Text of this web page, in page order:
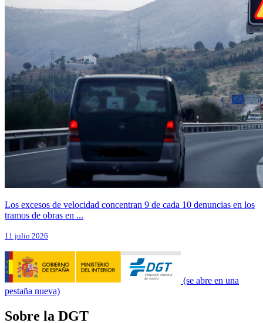
Los excesos de velocidad concentran 9 de cada 10 denuncias en los
tramos de obras en ...
11 julio 2026
(se abre en una
pestaña nueva)
Sobre la DGT